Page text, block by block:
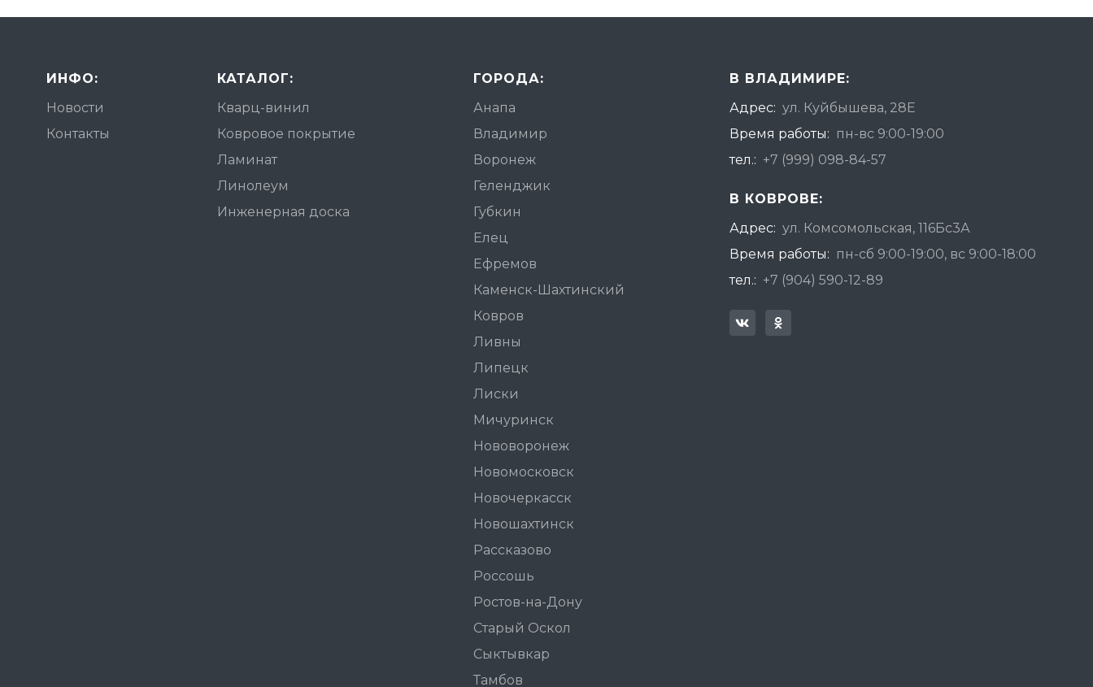
ИНФО:
Новости
Контакты
КАТАЛОГ:
Кварц-винил
Ковровое покрытие
Ламинат
Линолеум
Инженерная доска
ГОРОДА:
Анапа
Владимир
Воронеж
Геленджик
Губкин
Елец
Ефремов
Каменск-Шахтинский
Ковров
Ливны
Липецк
Лиски
Мичуринск
Нововоронеж
Новомосковск
Новочеркасск
Новошахтинск
Рассказово
Россошь
Ростов-на-Дону
Старый Оскол
Сыктывкар
Тамбов
В ВЛАДИМИРЕ:
Адрес: ул. Куйбышева, 28Е
Время работы: пн-вс 9:00-19:00
тел.: +7 (999) 098-84-57
В КОВРОВЕ:
Адрес: ул. Комсомольская, 116Бс3А
Время работы: пн-сб 9:00-19:00, вс 9:00-18:00
тел.: +7 (904) 590-12-89